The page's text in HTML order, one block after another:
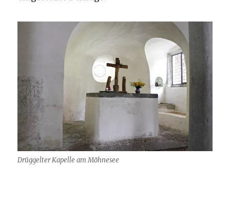
Drüggelter Kapelle am Möhnesee